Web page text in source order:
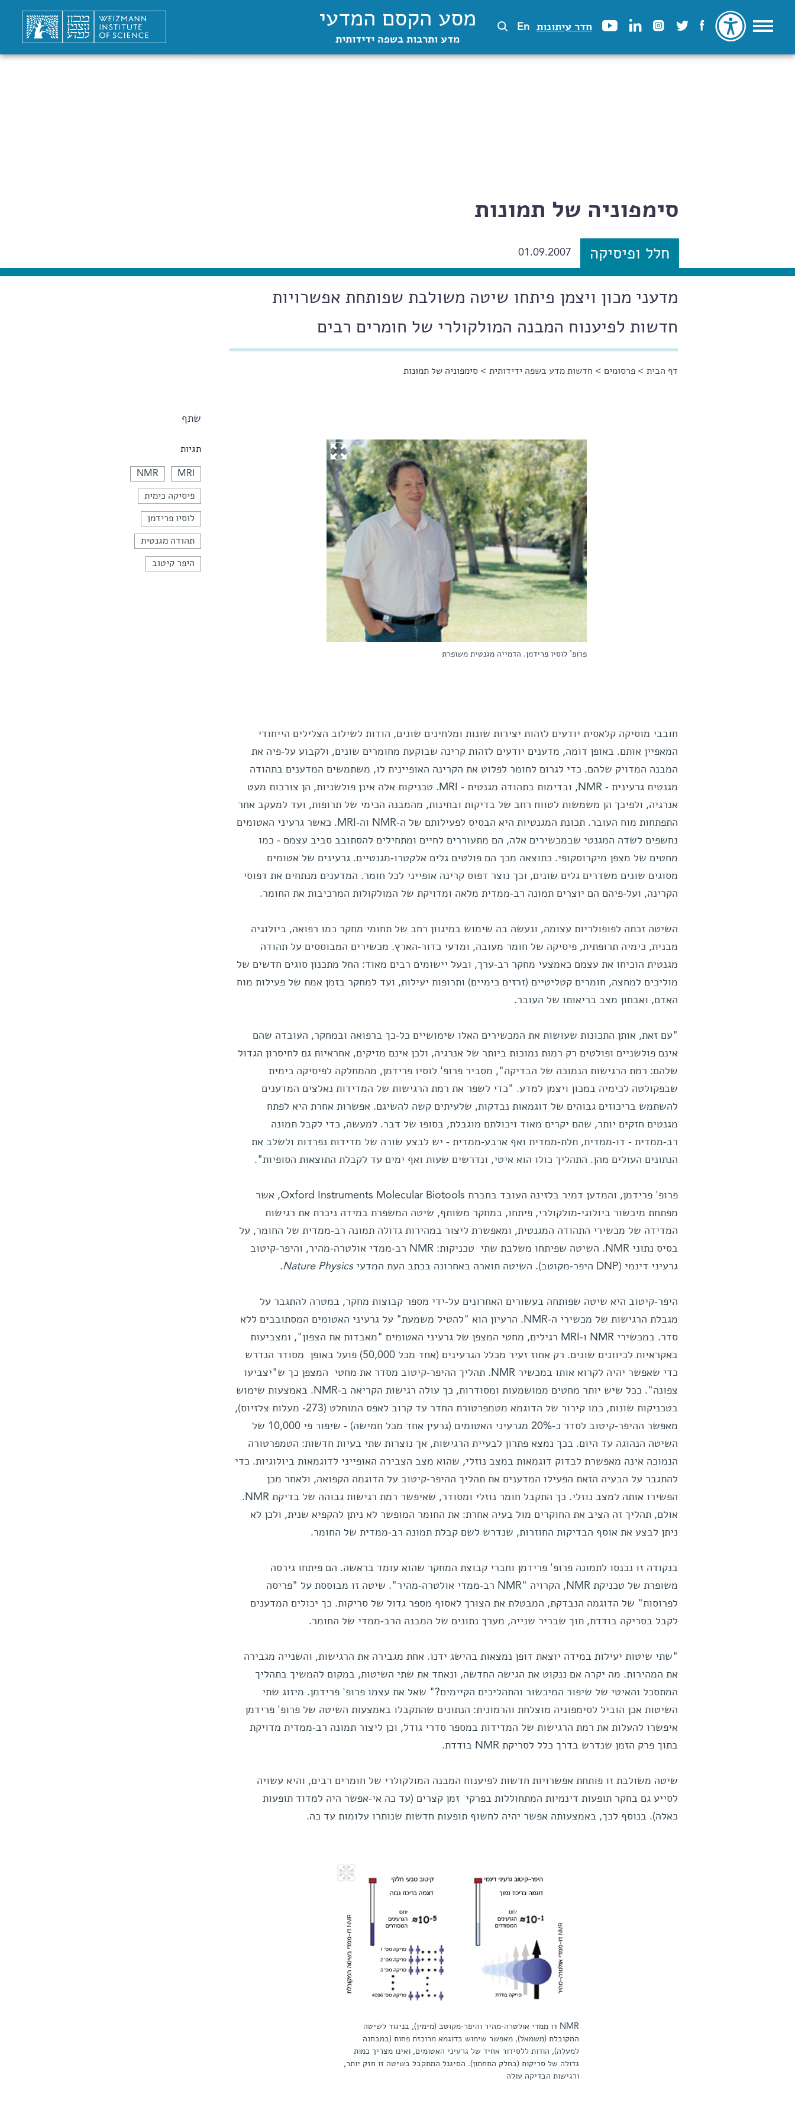
חדר עיתונות En מסע הקסם המדעי
מדע ותרבות בשפה ידידותית
סימפוניה של תמונות
חלל ופיסיקה 01.09.2007
מדעני מכון ויצמן פיתחו שיטה משולבת שפותחת אפשרויות
חדשות לפיענוח המבנה המולקולרי של חומרים רבים
הינך נמצא כאן
דף הבית >פרסומים > חדשות מדע בשפה ידידותית > סימפוניה של תמונות
שתף
תגיות
MRI
NMR
פיסיקה כימית
לוסיו פרידמן
תהודה מגנטית
היפר קיטוב
פרופ' לוסיו פרידמן. הדמייה מגנטית משופרת
חובבי מוסיקה קלאסית יודעים לזהות יצירות שונות ומלחינים שונים, הודות לשילוב הצלילים הייחודי
המאפיין אותם. באופן דומה, מדענים יודעים לזהות קרינה שבוקעת מחומרים שונים, ולקבוע על-פיה את
המבנה המדויק שלהם. כדי לגרום לחומר לפלוט את הקרינה האופיינית לו, משתמשים המדענים בתהודה
מגנטית גרעינית - NMR, ובדימות בתהודה מגנטית - MRI. טכניקות אלה אינן פולשניות, הן צורכות מעט
אנרגיה, ולפיכך הן משמשות לטווח רחב של בדיקות ובחינות, מהמבנה הכימי של תרופות, ועד למעקב אחר
התפתחות מוח העובר. תכונת המגנטיות היא הבסיס לפעילותם של ה-NMR וה-MRI. כאשר גרעיני האטומים
נחשפים לשדה המגנטי שבמכשירים אלה, הם מתעוררים לחיים ומתחילים להסתובב סביב עצמם - כמו
מחטים של מצפן מיקרוסקופי. כתוצאה מכך הם פולטים גלים אלקטרו-מגנטיים. גרעינים של אטומים
מסוגים שונים משדרים גלים שונים, וכך נוצר דפוס קרינה אופייני לכל חומר. המדענים מנתחים את דפוסי
הקרינה, ועל-פיהם הם יוצרים תמונה רב-ממדית מלאה ומדויקת של המולקולות המרכיבות את החומר.
השיטה זכתה לפופולריות עצומה, ונעשה בה שימוש במיגוון רחב של תחומי מחקר כמו רפואה, ביולוגיה
מבנית, כימיה תרופתית, פיסיקה של חומר מעובה, ומדעי כדור-הארץ. מכשירים המבוססים על תהודה
מגנטית הוכיחו את עצמם כאמצעי מחקר רב-ערך, ובעל יישומים רבים מאוד: החל מתכנון סוגים חדשים של
מוליכים למחצה, חומרים קטליטיים (זרזים כימיים) ותרופות יעילות, ועד למחקר בזמן אמת של פעילות מוח
האדם, ואבחון מצב בריאותו של העובר.
"עם זאת, אותן התכונות שעושות את המכשירים האלו שימושיים כל-כך ברפואה ובמחקר, העובדה שהם
אינם פולשניים ופולטים רק רמות נמוכות ביותר של אנרגיה, ולכן אינם מזיקים, אחראיות גם לחיסרון הגדול
שלהם: רמת הרגישות הנמוכה של הבדיקה", מסביר פרופ' לוסיו פרידמן, מהמחלקה לפיסיקה כימית
שבפקולטה לכימיה במכון ויצמן למדע. "כדי לשפר את רמת הרגישות של המדידות נאלצים המדענים
להשתמש בריכוזים גבוהים של דוגמאות נבדקות, שלעיתים קשה להשיגם. אפשרות אחרת היא לפתח
מגנטים חזקים יותר, שהם יקרים מאוד ויכולתם מוגבלת, בסופו של דבר. למעשה, כדי לקבל תמונה
רב-ממדית - דו-ממדית, תלת-ממדית ואף ארבע-ממדית - יש לבצע שורה של מדידות נפרדות ולשלב את
הנתונים העולים מהן. התהליך כולו הוא איטי, ונדרשים שעות ואף ימים עד לקבלת התוצאות הסופיות".
פרופ' פרידמן, והמדען דמיר בלזינה העובד בחברת Oxford Instruments Molecular Biotools, אשר
מפתחת מיכשור ביולוגי-מולקולרי, פיתחו, במחקר משותף, שיטה המשפרת במידה ניכרת את רגישות
המדידה של מכשירי התהודה המגנטית, ומאפשרת ליצור במהירות גדולה תמונה רב-ממדית של החומר, על
בסיס נתוני NMR. השיטה שפיתחו משלבת שתי טכניקות: NMR רב-ממדי אולטרה-מהיר, והיפר-קיטוב
גרעיני דינמי (DNP היפר-מקוטב). השיטה תוארה באחרונה בכתב העת המדעי
Nature Physics
.
היפר-קיטוב היא שיטה שפותחה בעשורים האחרונים על-ידי מספר קבוצות מחקר, במטרה להתגבר על
מגבלת הרגישות של מכשירי ה-NMR. הרעיון הוא "להטיל משמעת" על גרעיני האטומים המסתובבים ללא
סדר. במכשירי NMR ו-MRI רגילים, מחטי המצפן של גרעיני האטומים "מאבדות את הצפון", ומצביעות
באקראיות לכיוונים שונים. רק אחוז זעיר מכלל הגרעינים (אחד מכל 50,000) פועל באופן מסודר הנדרש
כדי שאפשר יהיה לקרוא אותו במכשיר NMR. תהליך ההיפר-קיטוב מסדר את מחטי המצפן כך ש"יצביעו
צפונה". ככל שיש יותר מחטים ממושמעות ומסודרות, כך עולה רגישות הקריאה ב-NMR. באמצעות שימוש
בטכניקות שונות, כמו קירור של הדוגמא מטמפרטורת החדר עד קרוב לאפס המוחלט (273- מעלות צלזיוס),
מאפשר ההיפר-קיטוב לסדר כ-20% מגרעיני האטומים (גרעין אחד מכל חמישה) - שיפור פי 10,000 של
השיטה הנהוגה עד היום. בכך נמצא פתרון לבעיית הרגישות, אך נוצרות שתי בעיות חדשות: הטמפרטורה
הנמוכה אינה מאפשרת לבדוק דוגמאות במצב נוזלי, שהוא מצב הצבירה האופייני לדוגמאות ביולוגיות. כדי
להתגבר על הבעיה הזאת הפעילו המדענים את תהליך ההיפר-קיטוב על הדוגמה הקפואה, ולאחר מכן
הפשירו אותה למצב נוזלי. כך התקבל חומר נוזלי ומסודר, שאיפשר רמת רגישות גבוהה של בדיקת NMR.
אולם, תהליך זה הציב את החוקרים מול בעיה אחרת: את החומר המופשר לא ניתן להקפיא שנית, ולכן לא
ניתן לבצע את אוסף הבדיקות החוזרות, שנדרש לשם קבלת תמונה רב-ממדית של החומר.
בנקודה זו נכנסו לתמונה פרופ' פרידמן וחברי קבוצת המחקר שהוא עומד בראשה. הם פיתחו גירסה
משופרת של טכניקת NMR, הקרויה "NMR רב-ממדי אולטרה-מהיר". שיטה זו מבוססת על "פריסה
לפרוסות" של הדוגמה הנבדקת, המבטלת את הצורך לאסוף מספר גדול של סריקות. כך יכולים המדענים
לקבל בסריקה בודדת, תוך שבריר שנייה, מערך נתונים של המבנה הרב-ממדי של החומר.
"שתי שיטות יעילות במידה יוצאת דופן נמצאות בהישג ידנו. אחת מגבירה את הרגישות, והשנייה מגבירה
את המהירות. מה יקרה אם ננקוט את הגישה החדשה, ונאחד את שתי השיטות, במקום להמשיך בתהליך
המתסכל והאיטי של שיפור המיכשור והתהליכים הקיימים?" שאל את עצמו פרופ' פרידמן. מיזוג שתי
השיטות אכן הוביל לסימפוניה מוצלחת והרמונית: הנתונים שהתקבלו באמצעות השיטה של פרופ' פרידמן
איפשרו להעלות את רמת הרגישות של המדידות במספר סדרי גודל, וכן ליצור תמונה רב-ממדית מדויקת
בתוך פרק הזמן שנדרש בדרך כלל לסריקת NMR בודדת.
שיטה משולבת זו פותחת אפשרויות חדשות לפיענוח המבנה המולקולרי של חומרים רבים, והיא עשויה
לסייע גם בחקר תופעות דינמיות המתחוללות בפרקי זמן קצרים (עד כה אי-אפשר היה למדוד תופעות
כאלה). בנוסף לכך, באמצעותה אפשר יהיה לחשוף תופעות חדשות שנותרו עלומות עד כה.
NMR דו ממדי אולטרה-מהיר והיפר-מקוטב (מימין), בניגוד לשיטה
המקובלת (משמאל), מאפשר שימוש בדוגמא מרוכזת פחות (במבחנה
למעלה), הודות ללסידור אחיד של גרעיני האטומים, ואינו מצריך כמות
גדולה של סריקות (בחלק התחתון). הסיגנל המתקבל בשיטה זו חזק יותר,
ורגישות הבדיקה עולה